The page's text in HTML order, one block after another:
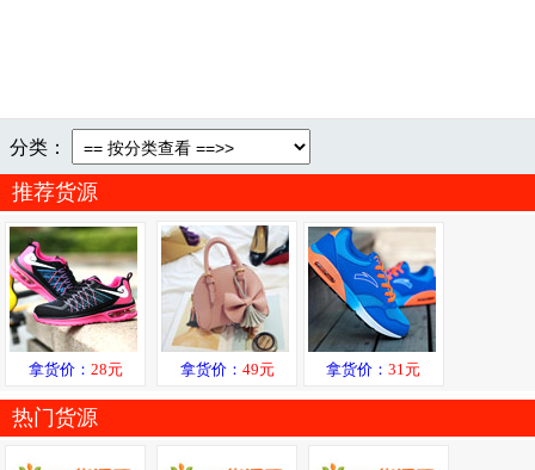
分类：
推荐货源
拿货价： 28元 拿货价： 49元 拿货价：31元
热门货源